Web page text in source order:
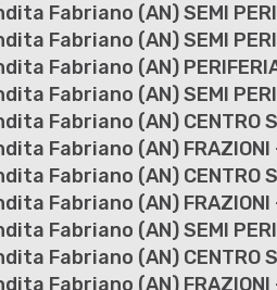
Fabriano (AN) SEMI
Fabriano (AN) SEMI
Fabriano (AN)
Fabriano (AN) SEMI
Fabriano (AN) CENTRO
Fabriano (AN) FRAZIONI
Fabriano (AN) CENTRO
Fabriano (AN) FRAZIONI
Fabriano (AN) SEMI
Fabriano (AN) CENTRO
Fabriano (AN) FRAZIONI